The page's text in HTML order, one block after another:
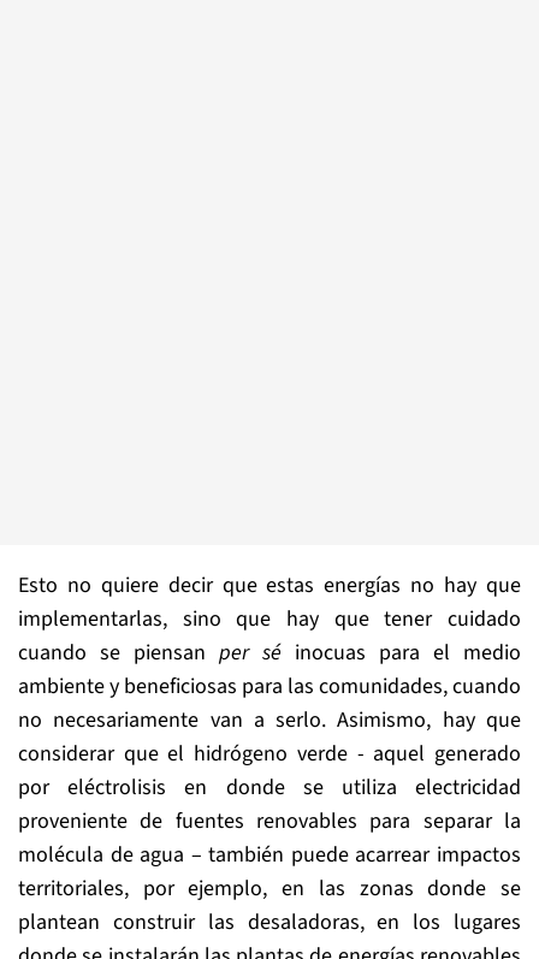
Esto no quiere decir que estas energías no hay que
implementarlas, sino que hay que tener cuidado
cuando se piensan per sé inocuas para el medio
ambiente y beneficiosas para las comunidades, cuando
no necesariamente van a serlo. Asimismo, hay que
considerar que el hidrógeno verde - aquel generado
por eléctrolisis en donde se utiliza electricidad
proveniente de fuentes renovables para separar la
molécula de agua – también puede acarrear impactos
territoriales, por ejemplo, en las zonas donde se
plantean construir las desaladoras, en los lugares